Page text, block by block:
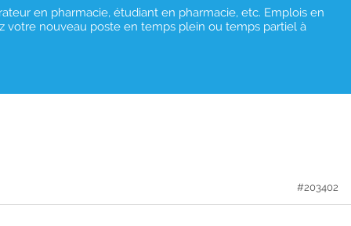
en pharmacie, étudiant en pharmacie, etc. Emplois en
votre nouveau poste en temps plein ou temps partiel à
#203402